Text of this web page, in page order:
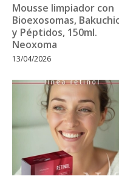
Mousse limpiador con
Bioexosomas,
y Péptidos, 150ml.
Neoxoma
13/04/2026